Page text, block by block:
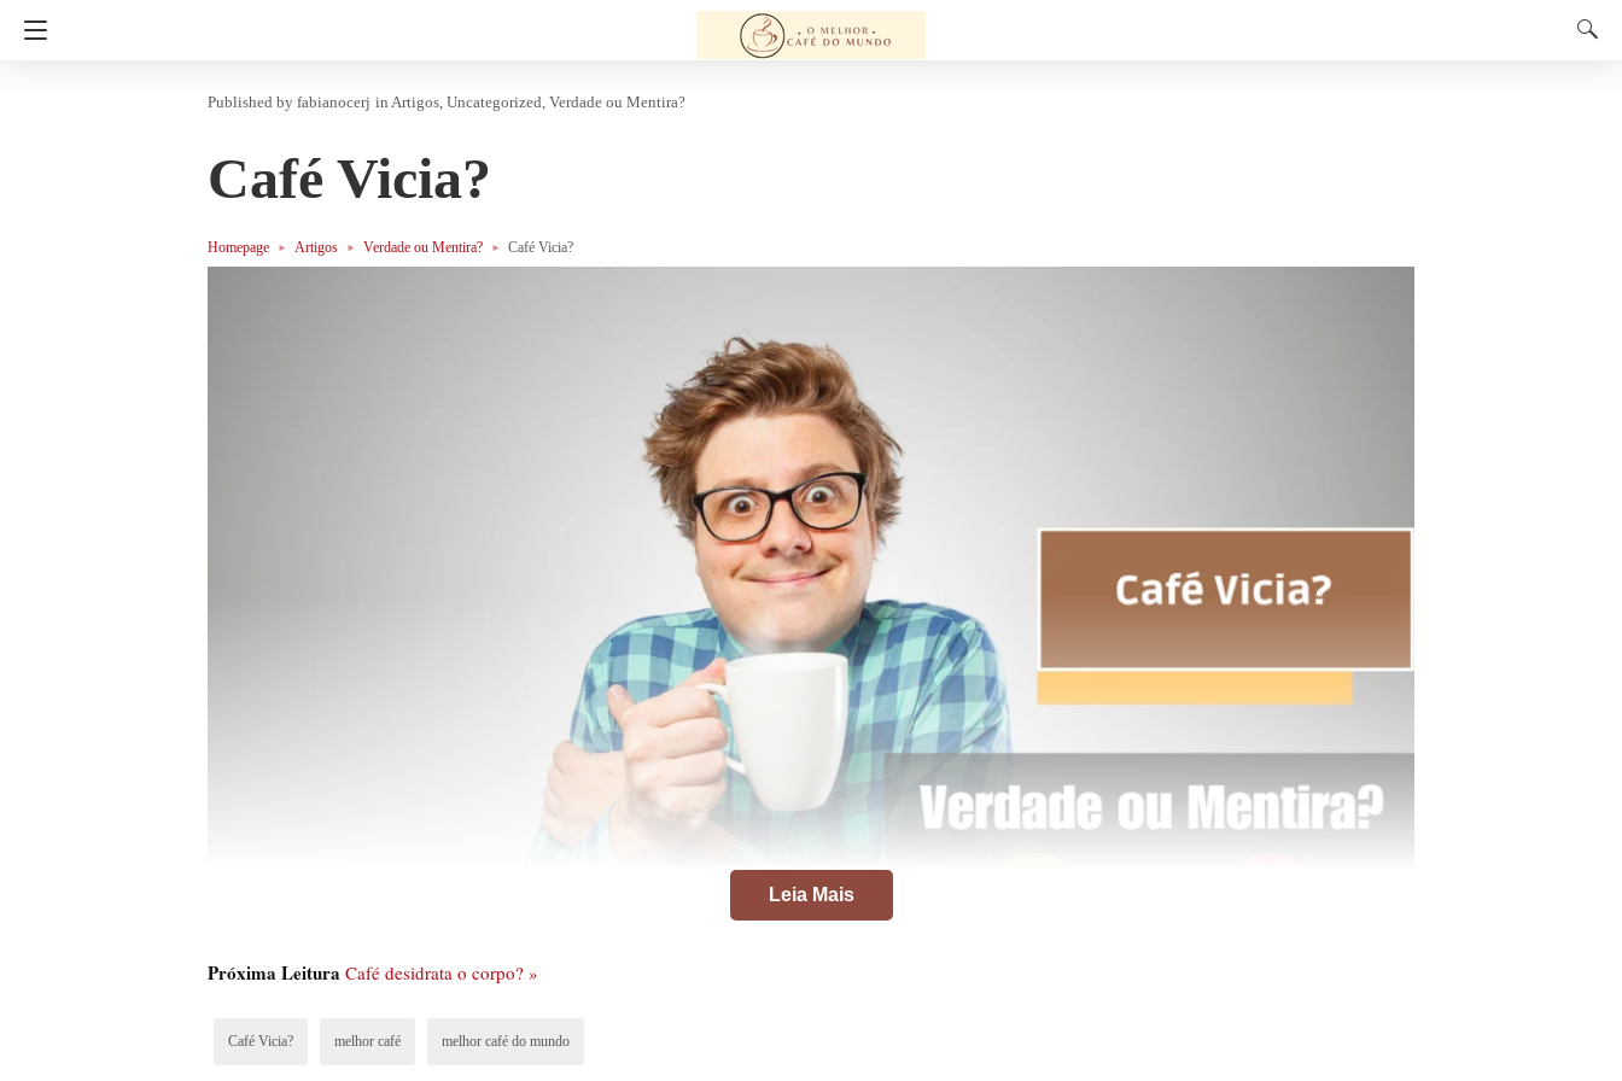
fabianocerj in Artigos Uncategorized Verdade ou Mentira?
Café Vicia?
Homepage Artigos Verdade ou Mentira? Café Vicia?
Leia Mais
Próxima Leitura Café desidrata o corpo? »
Café Vicia? melhor café melhor café do mundo